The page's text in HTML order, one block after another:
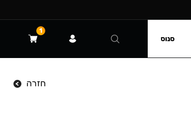
חזרה
סנוס
1